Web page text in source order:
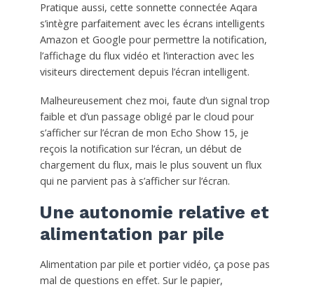
Pratique aussi, cette sonnette connectée Aqara
s’intègre parfaitement avec les écrans intelligents
Amazon et Google pour permettre la notification,
l’affichage du flux vidéo et l’interaction avec les
visiteurs directement depuis l’écran intelligent.
Malheureusement chez moi, faute d’un signal trop
faible et d’un passage obligé par le cloud pour
s’afficher sur l’écran de mon Echo Show 15, je
reçois la notification sur l’écran, un début de
chargement du flux, mais le plus souvent un flux
qui ne parvient pas à s’afficher sur l’écran.
Une autonomie relative et
alimentation par pile
Alimentation par pile et portier vidéo, ça pose pas
mal de questions en effet. Sur le papier,